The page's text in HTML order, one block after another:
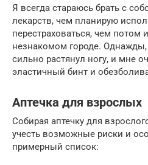
Я всегда стараюсь брать с
лекарств, чем планирую
перестраховаться, чем потом
незнакомом городе. Однажды,
сильно растянул ногу, и мне
эластичный бинт и
Аптечка для взрослых
Собирая аптечку для
учесть возможные риски и
примерный список: